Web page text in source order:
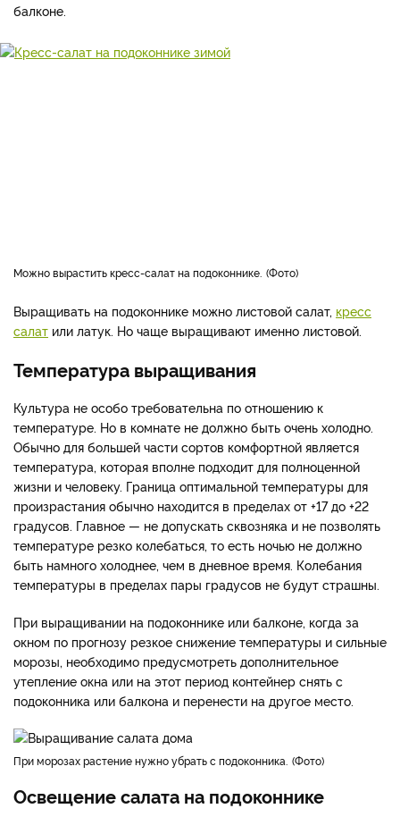
балконе.
Можно вырастить кресс-салат на подоконнике. Фото
Выращивать на подоконнике можно листовой салат, кресс
салат или латук. Но чаще выращивают именно листовой.
Температура выращивания
Культура не особо требовательна по отношению к
температуре. Но в комнате не должно быть очень холодно.
Обычно для большей части сортов комфортной является
температура, которая вполне подходит для полноценной
жизни и человеку. Граница оптимальной температуры для
произрастания обычно находится в пределах от +17 до +22
градусов. Главное — не допускать сквозняка и не позволять
температуре резко колебаться, то есть ночью не должно
быть намного холоднее, чем в дневное время. Колебания
температуры в пределах пары градусов не будут страшны.
При выращивании на подоконнике или балконе, когда за
окном по прогнозу резкое снижение температуры и сильные
морозы, необходимо предусмотреть дополнительное
утепление окна или на этот период контейнер снять с
подоконника или балкона и перенести на другое место.
При морозах растение нужно убрать с подоконника. Фото
Освещение салата на подоконнике